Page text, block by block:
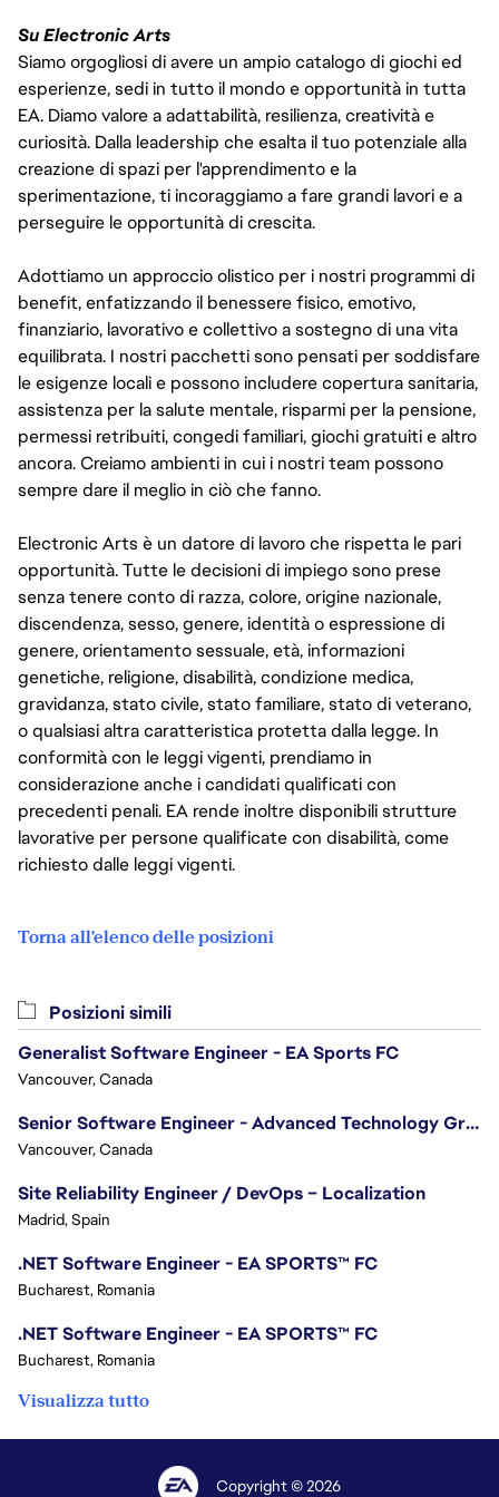
Su Electronic Arts
Siamo orgogliosi di avere un ampio catalogo di giochi ed
esperienze, sedi in tutto il mondo e opportunità in tutta
EA. Diamo valore a adattabilità, resilienza, creatività e
curiosità. Dalla leadership che esalta il tuo potenziale alla
creazione di spazi per l'apprendimento e la
sperimentazione, ti incoraggiamo a fare grandi lavori e a
perseguire le opportunità di crescita.
Adottiamo un approccio olistico per i nostri programmi di
benefit, enfatizzando il benessere fisico, emotivo,
finanziario, lavorativo e collettivo a sostegno di una vita
equilibrata. I nostri pacchetti sono pensati per soddisfare
le esigenze locali e possono includere copertura sanitaria,
assistenza per la salute mentale, risparmi per la pensione,
permessi retribuiti, congedi familiari, giochi gratuiti e altro
ancora. Creiamo ambienti in cui i nostri team possono
sempre dare il meglio in ciò che fanno.
Electronic Arts è un datore di lavoro che rispetta le pari
opportunità. Tutte le decisioni di impiego sono prese
senza tenere conto di razza, colore, origine nazionale,
discendenza, sesso, genere, identità o espressione di
genere, orientamento sessuale, età, informazioni
genetiche, religione, disabilità, condizione medica,
gravidanza, stato civile, stato familiare, stato di veterano,
o qualsiasi altra caratteristica protetta dalla legge. In
conformità con le leggi vigenti, prendiamo in
considerazione anche i candidati qualificati con
precedenti penali. EA rende inoltre disponibili strutture
lavorative per persone qualificate con disabilità, come
richiesto dalle leggi vigenti.
Torna all'elenco delle posizioni
Posizioni simili
Generalist Software Engineer - EA Sports FC
Vancouver, Canada
Senior Software Engineer - Advanced Technology Group
Vancouver, Canada
Site Reliability Engineer / DevOps – Localization
Madrid, Spain
.NET Software Engineer - EA SPORTS™ FC
Bucharest, Romania
.NET Software Engineer - EA SPORTS™ FC
Bucharest, Romania
Visualizza tutto
Copyright © 2026